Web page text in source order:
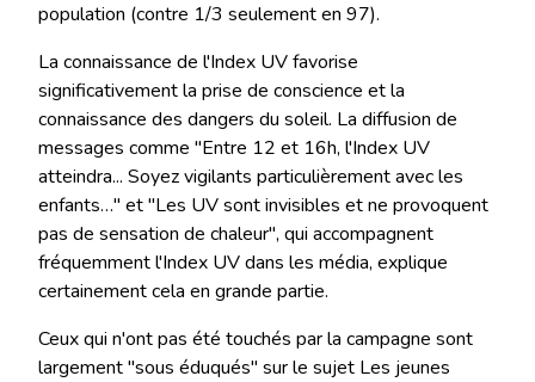
population (contre 1/3 seulement en 97).
La connaissance de l'Index UV favorise
significativement la prise de conscience et la
connaissance des dangers du soleil. La diffusion de
messages comme "Entre 12 et 16h, l'Index UV
atteindra... Soyez vigilants particulièrement avec les
enfants…" et "Les UV sont invisibles et ne provoquent
pas de sensation de chaleur", qui accompagnent
fréquemment l'Index UV dans les média, explique
certainement cela en grande partie.
Ceux qui n'ont pas été touchés par la campagne sont
largement "sous éduqués" sur le sujet Les jeunes